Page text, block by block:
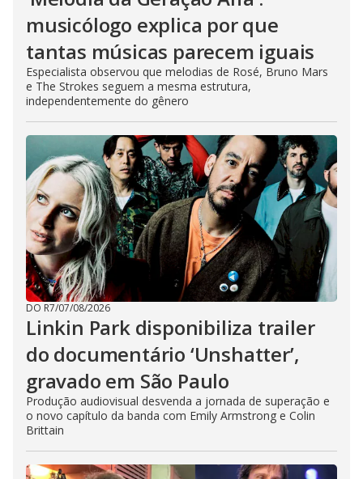
musicólogo explica por que
tantas músicas parecem iguais
Especialista observou que melodias de Rosé, Bruno Mars
e The Strokes seguem a mesma estrutura,
independentemente do gênero
DO R7/07/08/2026
Linkin Park disponibiliza trailer
do documentário ‘Unshatter’,
gravado em São Paulo
Produção audiovisual desvenda a jornada de superação e
o novo capítulo da banda com Emily Armstrong e Colin
Brittain